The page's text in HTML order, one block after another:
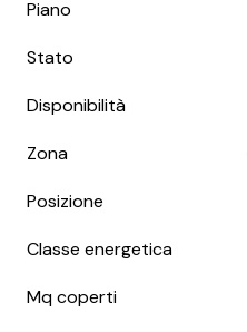
Piano
Stato
Disponibilità
Zona
Posizione
Classe energetica
Mq coperti